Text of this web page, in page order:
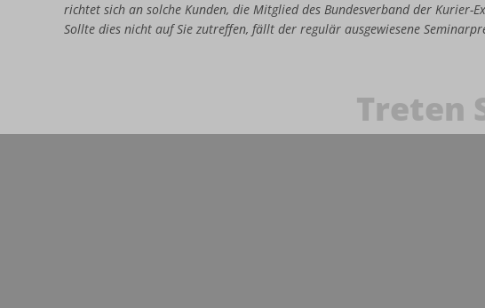
richtet sich an solche Kunden, die Mitglied des Bundesverband der Kurier-
Sollte dies nicht auf Sie zutreffen, fällt der regulär ausgewiesene
Treten